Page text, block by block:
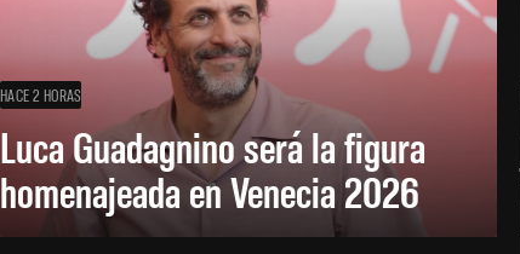
HACE 2 HORAS
Luca Guadagnino será la figura
homenajeada en Venecia 2026